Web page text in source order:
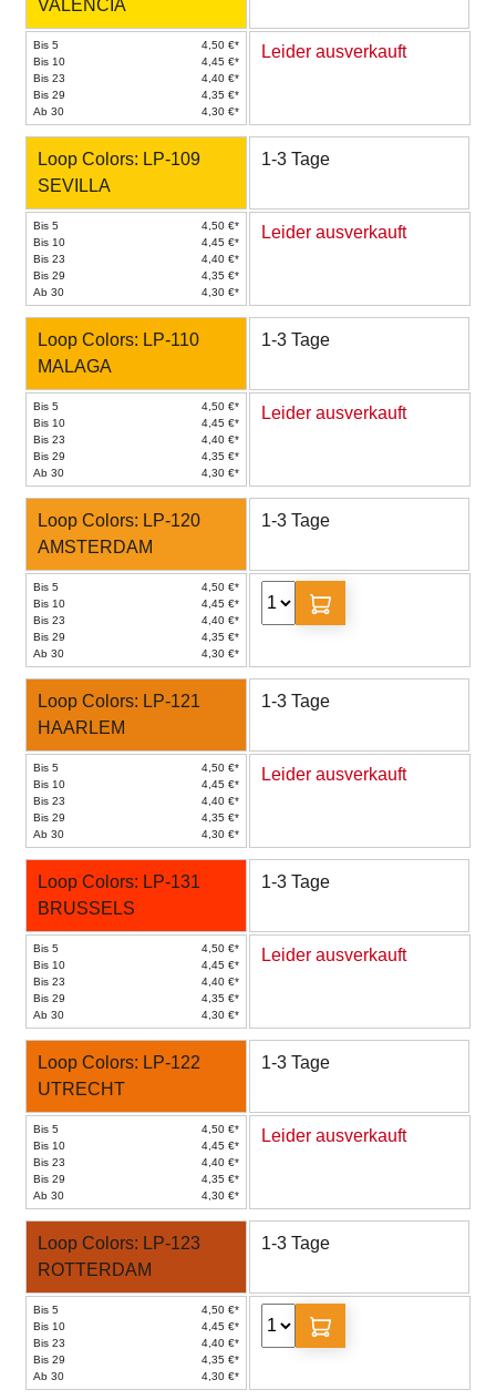
VALENCIA
Bis 5
4,50 €*
Bis 10
4,45 €*
Bis 23
4,40 €*
Bis 29
4,35 €*
Ab 30
4,30 €*
Leider ausverkauft
Loop Colors: LP-109
SEVILLA
1-3 Tage
Bis 5
4,50 €*
Bis 10
4,45 €*
Bis 23
4,40 €*
Bis 29
4,35 €*
Ab 30
4,30 €*
Leider ausverkauft
Loop Colors: LP-110
MALAGA
1-3 Tage
Bis 5
4,50 €*
Bis 10
4,45 €*
Bis 23
4,40 €*
Bis 29
4,35 €*
Ab 30
4,30 €*
Leider ausverkauft
Loop Colors: LP-120
AMSTERDAM
1-3 Tage
Bis 5
4,50 €*
Bis 10
4,45 €*
Bis 23
4,40 €*
Bis 29
4,35 €*
Ab 30
4,30 €*
Loop Colors: LP-121
HAARLEM
1-3 Tage
Bis 5
4,50 €*
Bis 10
4,45 €*
Bis 23
4,40 €*
Bis 29
4,35 €*
Ab 30
4,30 €*
Leider ausverkauft
Loop Colors: LP-131
BRUSSELS
1-3 Tage
Bis 5
4,50 €*
Bis 10
4,45 €*
Bis 23
4,40 €*
Bis 29
4,35 €*
Ab 30
4,30 €*
Leider ausverkauft
Loop Colors: LP-122
UTRECHT
1-3 Tage
Bis 5
4,50 €*
Bis 10
4,45 €*
Bis 23
4,40 €*
Bis 29
4,35 €*
Ab 30
4,30 €*
Leider ausverkauft
Loop Colors: LP-123
ROTTERDAM
1-3 Tage
Bis 5
4,50 €*
Bis 10
4,45 €*
Bis 23
4,40 €*
Bis 29
4,35 €*
Ab 30
4,30 €*